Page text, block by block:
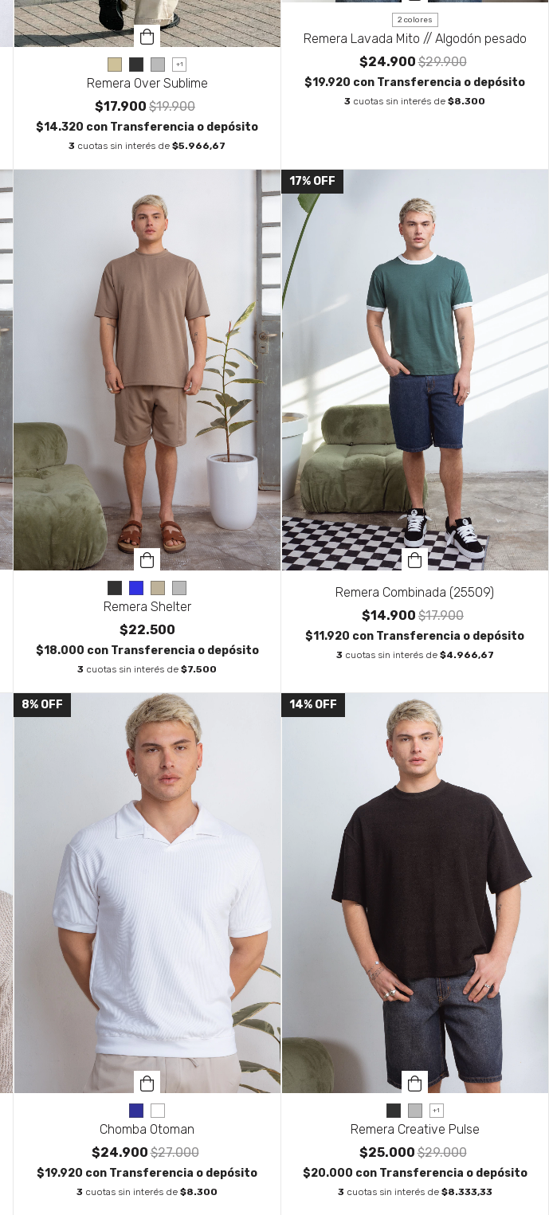
+1
Remera Over Sublime
$17.900 $19.900
$14.320 con Transferencia o depósito
3 cuotas sin interés de $5.966,67
2 colores
Remera Lavada Mito // Algodón pesado
$24.900$29.900
$19.920 con Transferencia o depósito
3 cuotas sin interés de $8.300
Remera Shelter
$22.500
$18.000 con Transferencia o depósito
3 cuotas sin interés de $7.500
17% OFF
Remera Combinada (25509)
$14.900 $17.900
$11.920 con Transferencia o depósito
3 cuotas sin interés de $4.966,67
8% OFF
Chomba Otoman
$24.900$27.000
$19.920 con Transferencia o depósito
3 cuotas sin interés de $8.300
14% OFF
+1
Remera Creative Pulse
$25.000$29.000
$20.000 con Transferencia o depósito
3 cuotas sin interés de $8.333,33